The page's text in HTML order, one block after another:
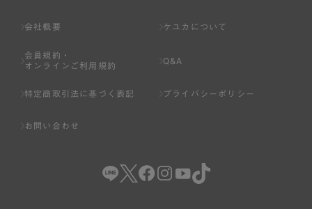
会社概要 ケユカについて
会員規約・
オンラインご利用規約
Q&A
特定商取引法に基づく表記 プライバシーポリシー
お問い合わせ